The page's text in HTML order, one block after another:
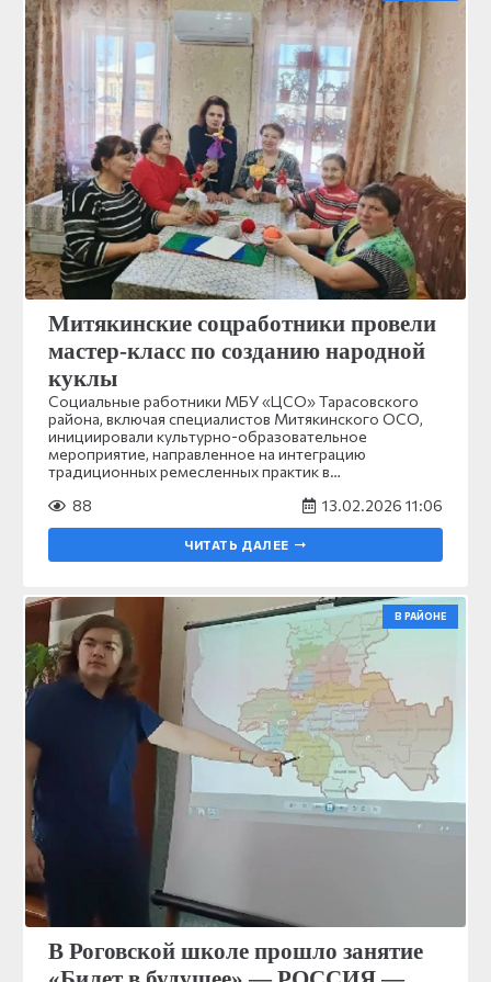
Митякинские соцработники провели
мастер-класс по созданию народной
куклы
Социальные работники МБУ «ЦСО» Тарасовского
района, включая специалистов Митякинского ОСО,
инициировали культурно-образовательное
мероприятие, направленное на интеграцию
традиционных ремесленных практик в…
88
13.02.2026 11:06
ЧИТАТЬ ДАЛЕЕ
В РАЙОНЕ
В Роговской школе прошло занятие